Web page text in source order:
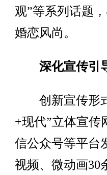
观”等系列话题
婚恋风尚。
深化宣传引
创新宣传形式
+现代”立体宣传
信公众号等平台
视频、微动画30